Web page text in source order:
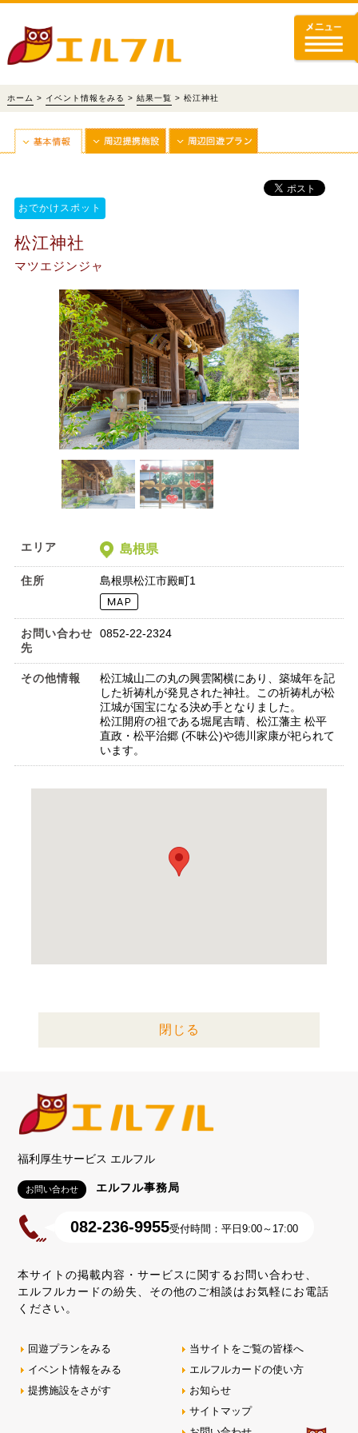
ホーム > イベント情報をみる > 結果一覧 > 松江神社
おでかけスポット
松江神社
マツエジンジャ
エリア 島根県
住所 島根県松江市殿町1
お問い合わせ
先
0852-22-2324
その他情報
松江城山二の丸の興雲閣横にあり、築城年を記
した祈祷札が発見された神社。この祈祷札が松
江城が国宝になる決め手となりました。
松江開府の祖である堀尾吉晴、松江藩主 松平
直政・松平治郷 (不昧公)や徳川家康が祀られて
います。
閉じる
福利厚生サービス エルフル
お問い合わせ エルフル事務局
082-236-9955受付時間：平日9:00～17:00
本サイトの掲載内容・サービスに関するお問い合わせ、
エルフルカードの紛失、その他のご相談はお気軽にお電話
ください。
回遊プランをみる
イベント情報をみる
提携施設をさがす
当サイトをご覧の皆様へ
エルフルカードの使い方
お知らせ
サイトマップ